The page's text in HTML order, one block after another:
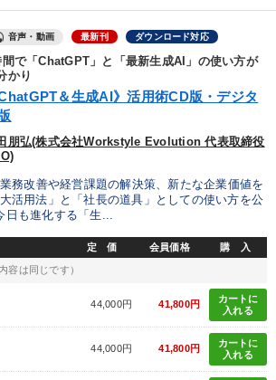
音声・動画 最新刊 ダウンロード対応
間で「ChatGPT」と「最新生成AI」の使い方が
かり
ChatGPT＆生成AI》活用術CD版・デジタ
朋弘(株式会社Workstyle Evolution 代表取締役
務改善や経営課題の解決策、新たな企業価値を
活用法」と「社長の道具」としての使い方を公
日も進化する「生...
定 価 会員価格 購 入
容は同じです）
44,000円 41,800円
カートに
入れる
44,000円 41,800円
カートに
入れる